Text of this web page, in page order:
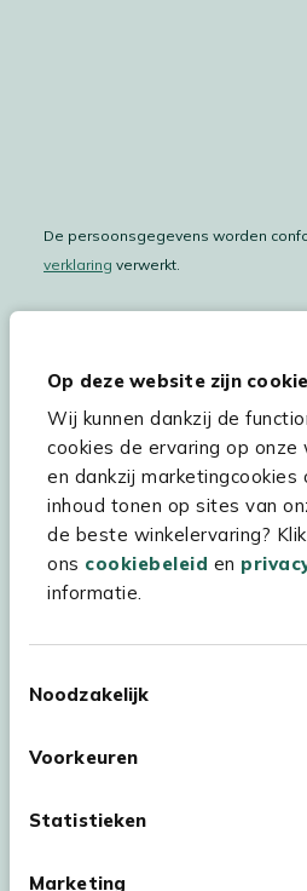
Op deze website zijn
Wij kunnen dankzij de
cookies de ervaring op
en dankzij marketingcookies
inhoud tonen op sites van
de beste winkelervaring?
ons cookiebeleid en
informatie.
Noodzakelijk
Voorkeuren
Statistieken
Marketing
De persoonsgegevens worden
verklaring verwerkt.
Hulp & service
Assortiment
Kees Smit Tuinmeubelen
Experience Stores XXL